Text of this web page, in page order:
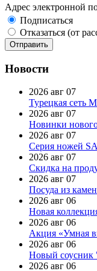
Адрес электронной
Подписаться
Отказаться (от
Новости
2026 авг 07
Турецкая сеть
2026 авг 07
Новинки
2026 авг 07
Серия ножей
2026 авг 07
Скидка на
2026 авг 07
Посуда из
2026 авг 06
Новая
2026 авг 06
Акция «Умная
2026 авг 06
Новый соусник
2026 авг 06